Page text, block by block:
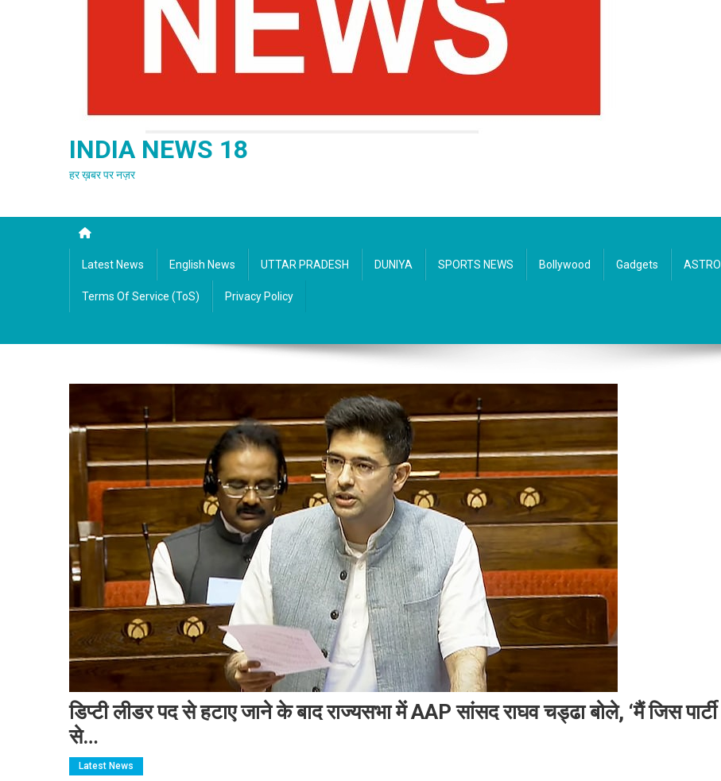
INDIA NEWS 18
हर ख़बर पर नज़र
Latest News English News UTTAR PRADESH DUNIYA SPORTS NEWS Bollywood Gadgets ASTRO
Terms Of Service (ToS) Privacy Policy
डिप्टी लीडर पद से हटाए जाने के बाद राज्यसभा में AAP सांसद राघव चड्ढा बोले, ‘मैं जिस पार्टी
से…
Latest News